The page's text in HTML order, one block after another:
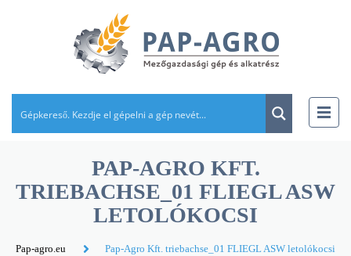
PAP-AGRO KFT.
TRIEBACHSE_01 FLIEGL ASW
LETOLÓKOCSI
Pap-agro.eu Pap-Agro Kft. triebachse_01 FLIEGL ASW letolókocsi